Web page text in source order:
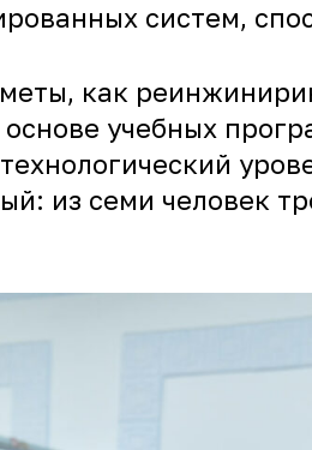
систем,
как
учебных
из семи человек